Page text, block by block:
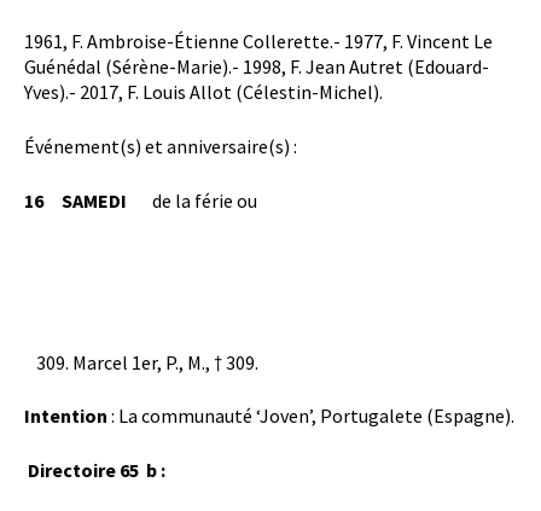
1961, F. Ambroise-Étienne Collerette.- 1977, F. Vincent Le
Guénédal (Sérène-Marie).- 1998, F. Jean Autret (Edouard-
Yves).- 2017, F. Louis Allot (Célestin-Michel).
Événement(s) et anniversaire(s) :
16 SAMEDI de la férie ou
Marcel 1er, P., M., † 309.
Intention : La communauté ‘Joven’, Portugalete (Espagne).
Directoire 65 b :